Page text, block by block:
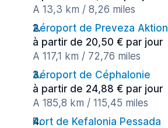
A 13,3 km / 8,26 miles
Aéroport de Preveza Aktion
à partir de 20,50 € par jour
A 117,1 km / 72,76 miles
Aéroport de Céphalonie
à partir de 24,88 € par jour
A 185,8 km / 115,45 miles
Port de Kefalonia Pessada